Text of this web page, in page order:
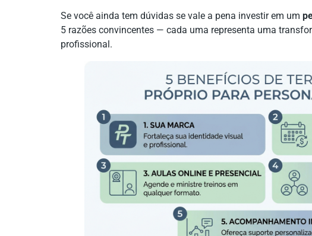
Se você ainda tem dúvidas se vale a pena investir em um
5 razões convincentes — cada uma representa uma
profissional.